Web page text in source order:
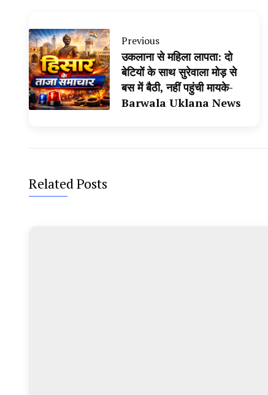
Previous
उकलाना से महिला लापता: दो
बेटियों के साथ सुरेवाला मोड़ से
बस में बैठी, नहीं पहुंची मायके-
Barwala Uklana News
Related Posts